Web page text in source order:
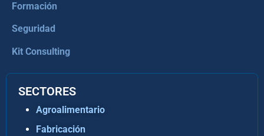
Formación
Seguridad
Kit Consulting
SECTORES
Agroalimentario
Fabricación